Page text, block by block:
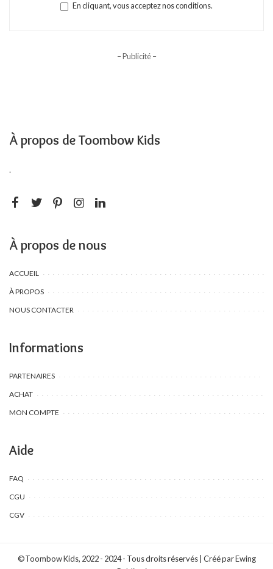
En cliquant, vous acceptez nos conditions.
– Publicité –
À propos de Toombow Kids
.
À propos de nous
ACCUEIL
À PROPOS
NOUS CONTACTER
Informations
PARTENAIRES
ACHAT
MON COMPTE
Aide
FAQ
CGU
CGV
©Toombow Kids, 2022 - 2024 - Tous droits réservés | Créé par Ewing